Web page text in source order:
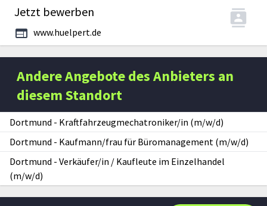
Jetzt bewerben
www.huelpert.de
Andere Angebote des Anbieters an
diesem Standort
Dortmund - Kraftfahrzeugmechatroniker/in (m/w/d)
Dortmund - Kaufmann/frau für Büromanagement (m/w/d)
Dortmund - Verkäufer/in / Kaufleute im Einzelhandel
(m/w/d)